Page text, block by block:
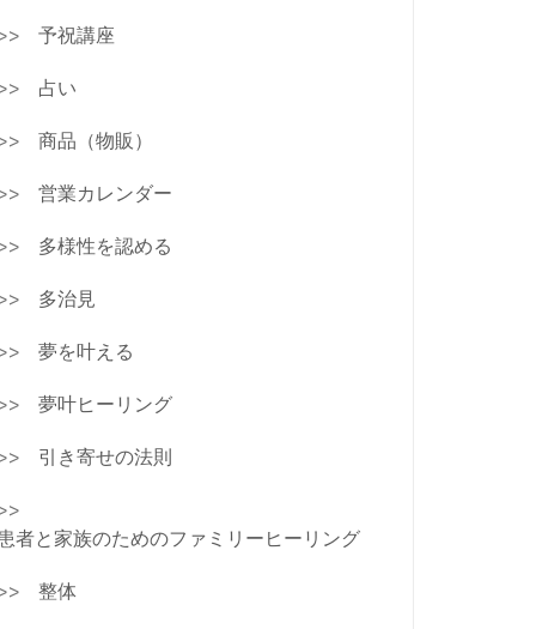
予祝講座
占い
商品（物販）
営業カレンダー
多様性を認める
多治見
夢を叶える
夢叶ヒーリング
引き寄せの法則
者と家族のためのファミリーヒーリング
整体